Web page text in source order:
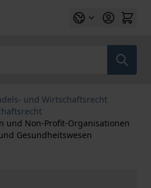
und Wirtschaftsrecht
und Non-Profit-Organisationen
Gesundheitswesen